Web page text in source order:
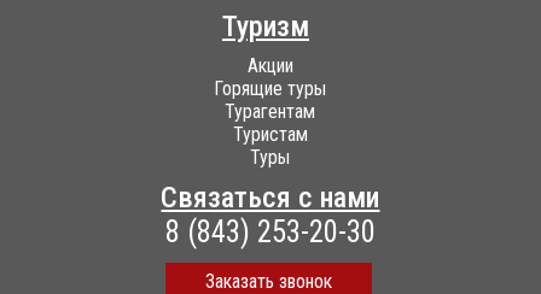
Туризм
Акции
Горящие туры
Турагентам
Туристам
Туры
Связаться с нами
8 (843) 253-20-30
Заказать звонок